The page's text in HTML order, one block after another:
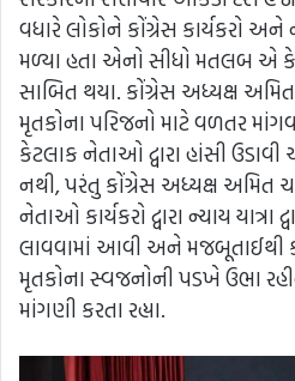
વધારે લોકોને કોંગ્રેસ
મળ્યા હતા એનો સીધો મતલબ એ
સાબિત થયા. કોંગ્રેસ અધ્યક્ષ અમિત
મૃતકોના પરિજનો માટે વળતર
કેટલાક નેતાઓ દ્વારા હાંસી
નથી, પરંતુ કોંગ્રેસ અધ્યક્ષ અમિત
નેતાઓ કાર્યકરો દ્વારા ન્યાય યાત્રા
લાવવામાં આવી અને મજબૂતાઈથી
મૃતકોના સ્વજનોની પડખે ઉભા
માંગણી કરતા રહ્યા.